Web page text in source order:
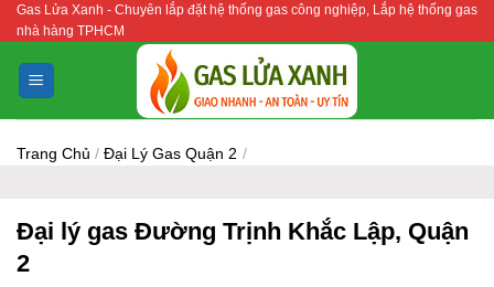
Bỏ
qua
nội
dung
Gas Lửa Xanh - Chuyên lắp đặt hệ thống gas công nghiệp, Lắp hệ thống gas
nhà hàng TPHCM
Trang Chủ / Đại Lý Gas Quận 2 /
Đại lý gas Đường Trịnh Khắc Lập, Quận
2